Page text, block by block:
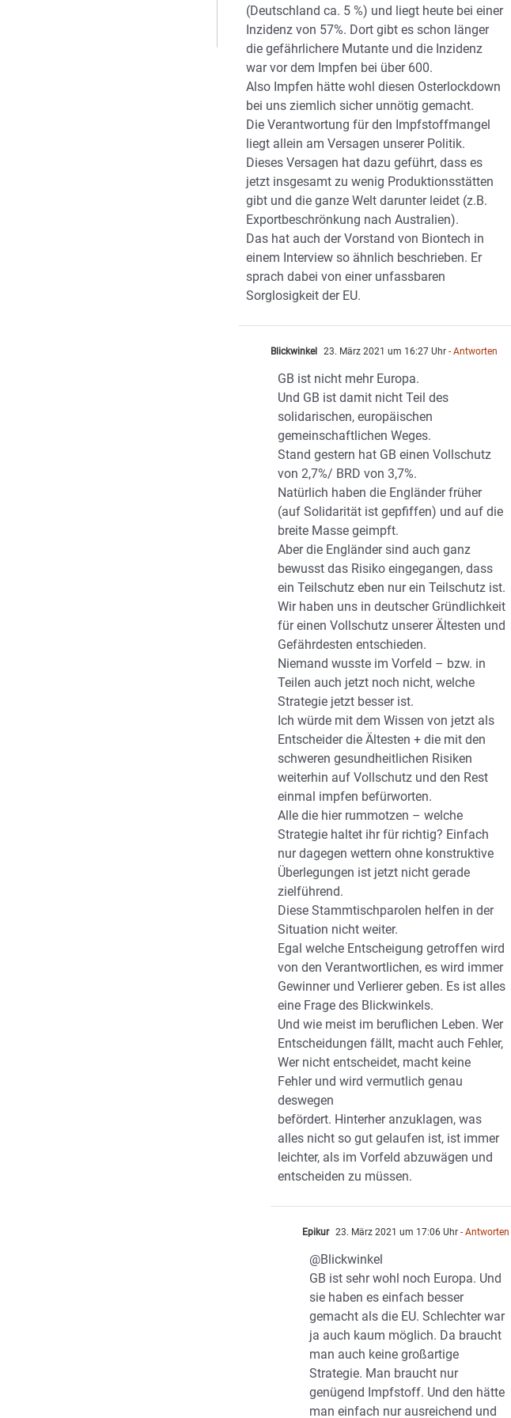
(Deutschland ca. 5 %) und liegt heute bei einer
Inzidenz von 57%. Dort gibt es schon länger
die gefährlichere Mutante und die Inzidenz
war vor dem Impfen bei über 600.
Also Impfen hätte wohl diesen Osterlockdown
bei uns ziemlich sicher unnötig gemacht.
Die Verantwortung für den Impfstoffmangel
liegt allein am Versagen unserer Politik.
Dieses Versagen hat dazu geführt, dass es
jetzt insgesamt zu wenig Produktionsstätten
gibt und die ganze Welt darunter leidet (z.B.
Exportbeschrönkung nach Australien).
Das hat auch der Vorstand von Biontech in
einem Interview so ähnlich beschrieben. Er
sprach dabei von einer unfassbaren
Sorglosigkeit der EU.
Blickwinkel 23. März 2021 um 16:27 Uhr - Antworten
GB ist nicht mehr Europa.
Und GB ist damit nicht Teil des
solidarischen, europäischen
gemeinschaftlichen Weges.
Stand gestern hat GB einen Vollschutz
von 2,7%/ BRD von 3,7%.
Natürlich haben die Engländer früher
(auf Solidarität ist gepfiffen) und auf die
breite Masse geimpft.
Aber die Engländer sind auch ganz
bewusst das Risiko eingegangen, dass
ein Teilschutz eben nur ein Teilschutz ist.
Wir haben uns in deutscher Gründlichkeit
für einen Vollschutz unserer Ältesten und
Gefährdesten entschieden.
Niemand wusste im Vorfeld – bzw. in
Teilen auch jetzt noch nicht, welche
Strategie jetzt besser ist.
Ich würde mit dem Wissen von jetzt als
Entscheider die Ältesten + die mit den
schweren gesundheitlichen Risiken
weiterhin auf Vollschutz und den Rest
einmal impfen befürworten.
Alle die hier rummotzen – welche
Strategie haltet ihr für richtig? Einfach
nur dagegen wettern ohne konstruktive
Überlegungen ist jetzt nicht gerade
zielführend.
Diese Stammtischparolen helfen in der
Situation nicht weiter.
Egal welche Entscheigung getroffen wird
von den Verantwortlichen, es wird immer
Gewinner und Verlierer geben. Es ist alles
eine Frage des Blickwinkels.
Und wie meist im beruflichen Leben. Wer
Entscheidungen fällt, macht auch Fehler,
Wer nicht entscheidet, macht keine
Fehler und wird vermutlich genau
deswegen
befördert. Hinterher anzuklagen, was
alles nicht so gut gelaufen ist, ist immer
leichter, als im Vorfeld abzuwägen und
entscheiden zu müssen.
Epikur 23. März 2021 um 17:06 Uhr - Antworten
@Blickwinkel
GB ist sehr wohl noch Europa. Und
sie haben es einfach besser
gemacht als die EU. Schlechter war
ja auch kaum möglich. Da braucht
man auch keine großartige
Strategie. Man braucht nur
genügend Impfstoff. Und den hätte
man einfach nur ausreichend und